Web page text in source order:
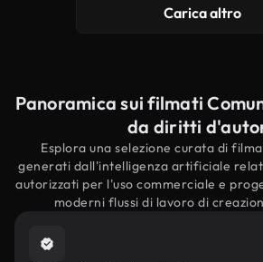
Carica altro
Panoramica sui filmati
da diritti
Esplora una selezione curata di
generati dall'intelligenza artificiale
autorizzati per l'uso commerciale e
moderni flussi di lavoro di